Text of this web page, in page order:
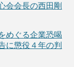
会会長の西田剛
めぐる企業恐喝
に懲役４年の判